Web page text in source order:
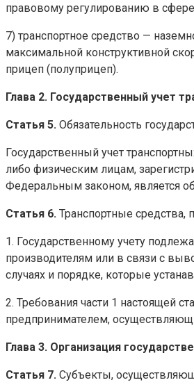
правовому регулированию в
7) транспортное средство —
максимальной конструктивной
прицеп (полуприцеп).
Глава 2. Государственный учет
Статья 5. Обязательность
Государственный учет
либо физическим лицам,
Федеральным законом, является
Статья 6. Транспортные средства,
1. Государственному учету
производителям или в связи с
случаях и порядке, которые
2. Требования части 1 настоящей
предпринимателем,
Глава 3. Организация
Статья 7. Субъекты,